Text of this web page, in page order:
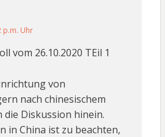
p.m. Uhr
vom 26.10.2020 TEil 1
von
nach chinesischem
Diskussion hinein.
in China ist zu beachten,